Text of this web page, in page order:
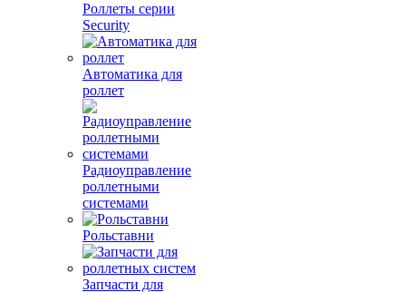
Роллеты серии
Security
Автоматика для
роллет
Радиоуправление
роллетными
системами
Рольставни
Запчасти для